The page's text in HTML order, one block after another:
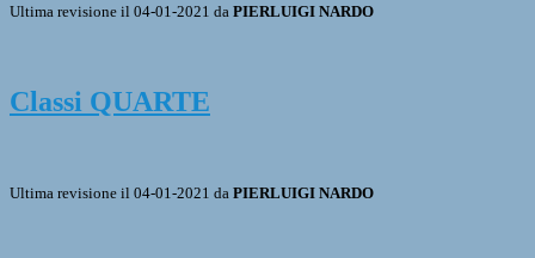
Ultima revisione il 04-01-2021 da PIERLUIGI NARDO
Classi QUARTE
Ultima revisione il 04-01-2021 da PIERLUIGI NARDO